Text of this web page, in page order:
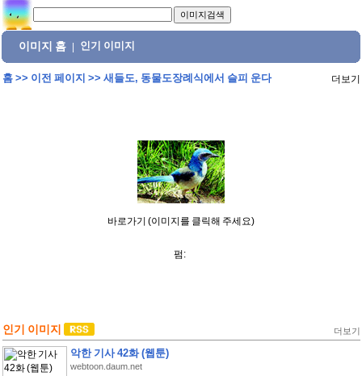
이미지 홈 인기 이미지
홈>> 이전 페이지 >> 새들도, 동물도장례식에서 슬피 운다 더보기
바로가기 (이미지를 클릭해 주세요)
펌:
인기 이미지 더보기
악한 기사 42화 (웹툰)
webtoon.daum.net